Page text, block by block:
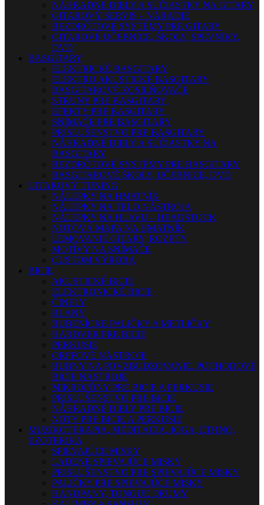
NÁHRADNÉ DIELY A SÚČIASTKY NA GITARY
GITAROVÝ SERVIS – NÁRADIE
BEZDRÔTOVÉ SYSTÉMY PRE GITARY
GITAROVÉ UČEBNICE, ŠKOLY, SPEVNÍKY,
DVD
BASGITARY
ELEKTRICKÉ BASGITARY
ELEKTRO AKUSTICKÉ BASGITARY
BASGITAROVÉ ZOSILŇOVAČE
STRUNY PRE BASGITARY
EFEKTY PRE BASGITARY
SNÍMAČE PRE BASGITARY
PRÍSLUŠENSTVO PRE BASGITARY
NÁHRADNÉ DIELY A SÚČIASTKY NA
BASGITARY
BEZDRÔTOVÉ SYSTÉMY PRE BASGITARY
BASGITAROVÉ ŠKOLY, UČEBNICE, DVD
GITAROVÝ TUNING
NÁLEPKY NA HMATNÍK
NÁLEPKY NA TELO NÁSTROJA
NÁLEPKY NA HLAVU – HEADSTOCK
NOTOVÁ MAPA NA HMATNÍK
LEMOVANIE GITARY, ROZETY
MOTÍVY NA SNÍMAČE
CUSTOM VÝROBA
BICIE
AKUSTICKÉ BICIE
ELEKTRONICKÉ BICIE
ČINELY
BLANY
BUBENÍCKE PALIČKY A METLIČKY
HARDVÉR PRE BICIE
PERKUSIE
ORFFOVÉ NÁSTROJE
BUBNY NA POVZBUDZOVANIE, POCHODOVÉ
BICIE NÁSTROJE
MIKROFÓNY PRE BICIE A PERKUSIE
PRÍSLUŠENSTVO PRE BICIE
NÁHRADNÉ DIELY PRE BICIE
NOTY PRE BICIE A PERKUSIE
MUZIKOTERAPIA, MEDITÁCIA, JOGA, ETHNO,
EZOTERIKA
SPIEVAJÚCE MISKY
LADENÉ SPIEVAJÚCE MISKY
PRISLUŠENSTVO PRE SPIEVAJÚCE MISKY
PALIČKY PRE SPIEVAJÚCE MISKY
HANDPANY, TONGUE DRUMY